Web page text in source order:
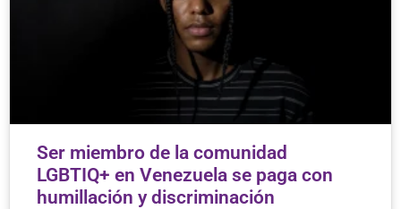
Ser miembro de la comunidad
LGBTIQ+ en Venezuela se paga con
humillación y discriminación